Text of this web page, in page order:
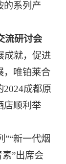
的系列产
流研讨会
成就，促进
，唯铂莱合
成都原
店顺利举
”“新一代烟
”出席会